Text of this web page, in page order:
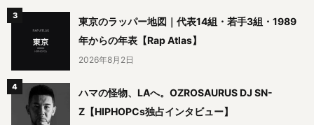
東京のラッパー地図｜代表14組・若手3組・1989
年からの年表【Rap Atlas】
2026年8月2日
ハマの怪物、LAへ。OZROSAURUS DJ SN-
Z【HIPHOPCs独占インタビュー】